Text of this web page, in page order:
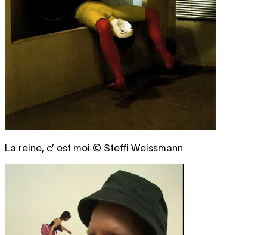
La reine, c’ est moi © Steffi Weissmann